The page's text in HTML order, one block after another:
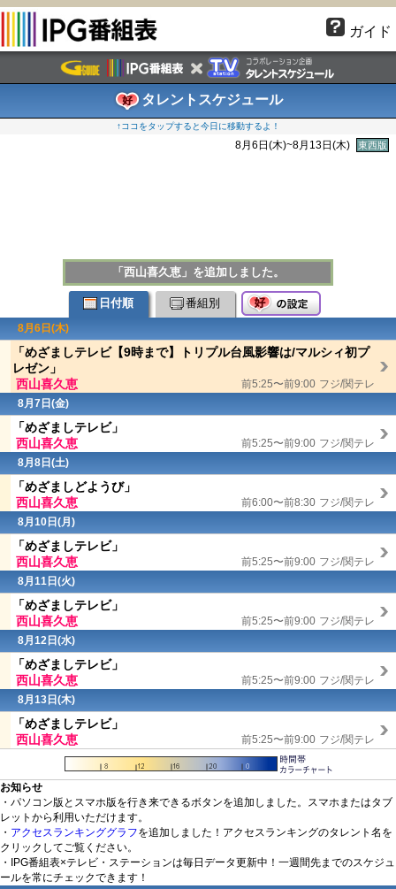
ガイド
タレントスケジュール
↑ココをタップすると今日に移動するよ！
8月6日(木)~8月13日(木) 東西版
「西山喜久恵」を追加しました。
日付順 番組別
8月6日(木)
「めざましテレビ【9時まで】トリプル台風影響は/マルシィ初プ
レゼン」
西山喜久恵
前5:25〜前9:00 フジ/関テレ
8月7日(金)
「めざましテレビ」
西山喜久恵
前5:25〜前9:00 フジ/関テレ
8月8日(土)
「めざましどようび」
西山喜久恵
前6:00〜前8:30 フジ/関テレ
8月10日(月)
「めざましテレビ」
西山喜久恵
前5:25〜前9:00 フジ/関テレ
8月11日(火)
「めざましテレビ」
西山喜久恵
前5:25〜前9:00 フジ/関テレ
8月12日(水)
「めざましテレビ」
西山喜久恵
前5:25〜前9:00 フジ/関テレ
8月13日(木)
「めざましテレビ」
西山喜久恵
前5:25〜前9:00 フジ/関テレ
お知らせ
・パソコン版とスマホ版を行き来できるボタンを追加しました。スマホまたはタブ
レットから利用いただけます。
・ アクセスランキンググラフを追加しました！アクセスランキングのタレント名を
クリックしてご覧ください。
・IPG番組表×テレビ・ステーションは毎日データ更新中！一週間先までのスケジュ
ールを常にチェックできます！